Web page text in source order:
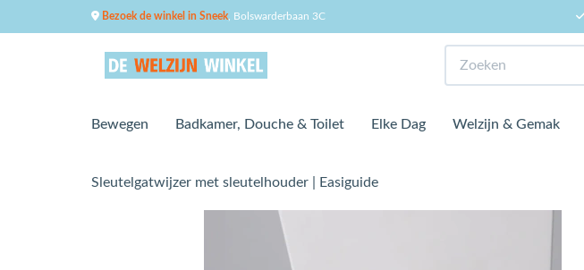
Bezoek de winkel in Sneek , Bolswarderbaan 3C
Bewegen Badkamer, Douche & Toilet Elke Dag Welzijn & Gemak
Sleutelgatwijzer met sleutelhouder | Easiguide